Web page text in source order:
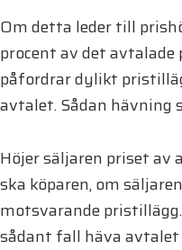
Om detta leder till
procent av det avtalade
påfordrar dylikt
avtalet. Sådan hävning
Höjer säljaren priset av
ska köparen, om
motsvarande
sådant fall häva